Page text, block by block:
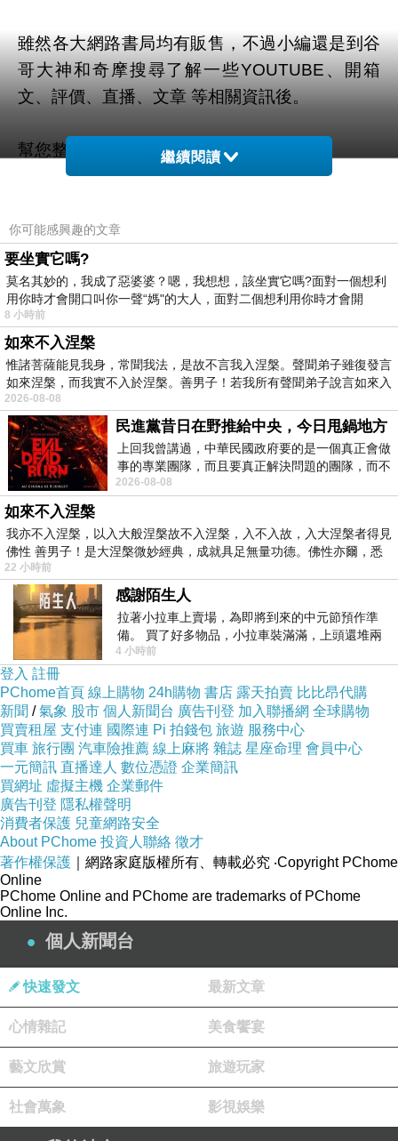
雖然各大網路書局均有販售，不過小編還是到谷
哥大神和奇摩搜尋了解一些YOUTUBE、開箱
文、評價、直播、文章 等相關資訊後。
幫您整理出來在 " 這裡" 最優惠啦。
的優惠折扣訊息啦~
=>點此取得優惠<=
百年老店、街頭小吃、宅配美食，
美味關鍵其來有自——新鮮的食材、天然的佐
料，
進而成就出一道道難以忘懷的在地美味！
東森電視台《台灣1001個故事》自製播以來，走
訪城市鄉間、尋遍大街小巷，不只分享這塊土地
上的真食材與好料理，更將每位經營者背後的奮
鬥故事化為正向力量，傳播到社會的每個角落，
優質的節目內容也深獲大眾肯定。
繼前作『台灣在地好食材』後，為延續分享台灣
「真材好料」的純粹想法，進而催生出『台灣在
地好美味』一書。本書蒐羅近百道人氣美味店
家，細分為正餐主食、街頭小吃、網購點心三大
主軸。從你我熟知的傳統口味，到充滿異國風味
的創意料理，提供給讀者按圖索驥，找尋散佈在
台灣各地的幸福美味。
繼續閱讀
你可能感興趣的文章
要坐實它嗎?
莫名其妙的，我成了惡婆婆？嗯，我想想，該坐實它嗎?面對一個想利
用你時才會開口叫你一聲“媽"的大人，面對二個想利用你時才會開
8 小時前
如來不入涅槃
惟諸菩薩能見我身，常聞我法，是故不言我入涅槃。聲聞弟子雖復發言
如來涅槃，而我實不入於涅槃。善男子！若我所有聲聞弟子說言如來入
2026-08-08
民進黨昔日在野推給中央，今日甩鍋地方
上回我曾講過，中華民國政府要的是一個真正會做
事的專業團隊，而且要真正解決問題的團隊，而不
是只會到處甩鍋的雙標團隊，最近民進黨
2026-08-08
如來不入涅槃
我亦不入涅槃，以入大般涅槃故不入涅槃，入不入故，入大涅槃者得見
佛性 善男子！是大涅槃微妙經典，成就具足無量功德。佛性亦爾，悉
22 小時前
感謝陌生人
拉著小拉車上賣場，為即將到來的中元節預作準
備。 買了好多物品，小拉車裝滿滿，上頭還堆兩
紙箱。 雖辛苦了點，這點程度我一個人搬
4 小時前
登入 註冊
PChome首頁 線上購物 24h購物 書店 露天拍賣 比比昂代購
新聞 /氣象 股市 個人新聞台 廣告刊登 加入聯播網 全球購物
買賣租屋 支付連 國際連 Pi 拍錢包 旅遊 服務中心
買車 旅行團 汽車險推薦 線上麻將 雜誌 星座命理 會員中心
一元簡訊 直播達人 數位憑證 企業簡訊
買網址 虛擬主機 企業郵件
廣告刊登 隱私權聲明
消費者保護 兒童網路安全
About PChome 投資人聯絡 徵才
著作權保護 ｜網路家庭版權所有、轉載必究 ‧Copyright PChome
Online
PChome Online and PChome are trademarks of PChome
Online Inc.
個人新聞台
快速發文 最新文章
心情雜記 美食饗宴
藝文欣賞 旅遊玩家
社會萬象 影視娛樂